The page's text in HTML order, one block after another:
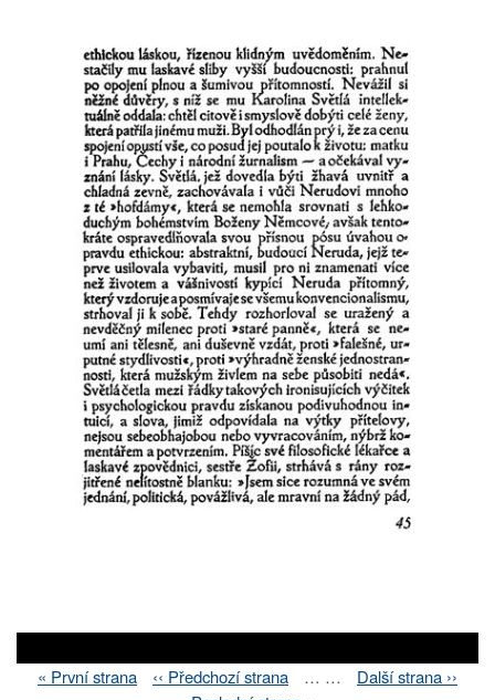
First
« První strana
Previous
‹‹ Předchozí strana … …
Next
Další strana ››